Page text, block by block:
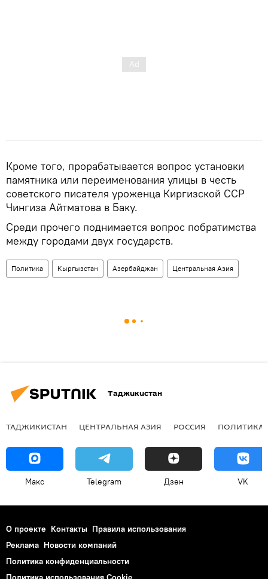
Кроме того, прорабатывается вопрос установки
памятника или переименования улицы в честь
советского писателя уроженца Киргизской ССР
Чингиза Айтматова в Баку.
Среди прочего поднимается вопрос побратимства
между городами двух государств.
Политика Кыргызстан Азербайджан Центральная Азия
Таджикистан
ТАДЖИКИСТАН ЦЕНТРАЛЬНАЯ АЗИЯ РОССИЯ ПОЛИТИКА
Макс Telegram Дзен VK
О проекте Контакты Правила использования
Реклама Новости компаний
Политика конфиденциальности